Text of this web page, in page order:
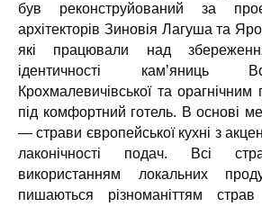
був реконструйований за
архітекторів Зиновія Лагуша та
які працювали над
ідентичності кам’яниць
Крохмалевичівської та орагнічним
під комфортний готель. В основі
— страви європейської кухні з
лаконічності подач. Всі
використанням локальних
пишаються різноманіттям